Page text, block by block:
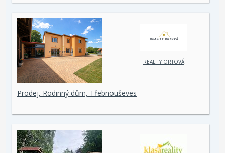
REALITY ORTOVÁ
Prodej, Rodinný dům, Třebnouševes